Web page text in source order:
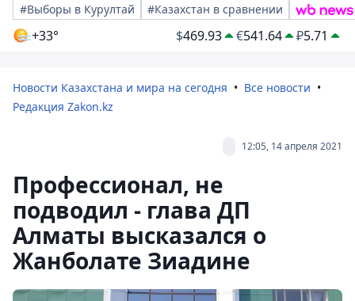
#Выборы в Курултай
#Казахстан в сравнении
+33° $469.93 €541.64 ₽5.71
Новости Казахстана и мира на сегодня
Все новости
Редакция Zakon.kz
12:05, 14 апреля 2021
Профессионал, не
подводил - глава ДП
Алматы высказался о
Жанболате Зиадине